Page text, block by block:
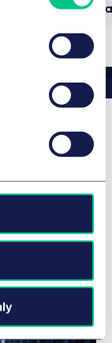
Gesamtes